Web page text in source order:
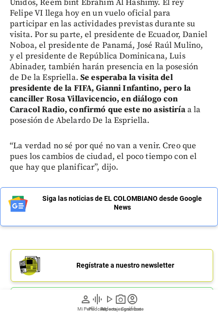
person
Mi Perfil
graphic_eq
Pódcast
play_arrow
Videos
photo_camera
Reportajes gráficos
account_circle
Suscríbete
Unidos, Reem bint Ebrahim Al Hashimy. El rey
Felipe VI llega hoy en un vuelo oficial para
participar en las actividades previstas durante su
visita. Por su parte, el presidente de Ecuador, Daniel
Noboa, el presidente de Panamá, José Raúl Mulino,
y el presidente de República Dominicana, Luis
Abinader, también harán presencia en la posesión
de De la Espriella. Se esperaba la visita del
presidente de la FIFA, Gianni Infantino, pero la
canciller Rosa Villavicencio, en diálogo con
Caracol Radio, confirmó que este no asistiríaa la
posesión de Abelardo De la Espriella.
“La verdad no sé por qué no van a venir. Creo que
pues los cambios de ciudad, el poco tiempo con el
que hay que planificar”, dijo.
Siga las noticias de EL COLOMBIANO desde Google
News
Regístrate a nuestro newsletter
Únete a nuestro canal de Whatsapp